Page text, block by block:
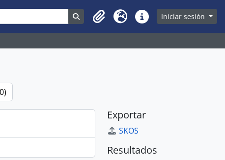
Search in browse page
Clipboard
Idioma Enlaces rápidos
Iniciar sesión
Exportar
SKOS
Resultados